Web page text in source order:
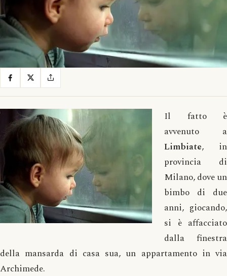
Il fatto è
avvenuto a
Limbiate, in
provincia di
Milano, dove un
bimbo di due
anni, giocando,
si è affacciato
dalla finestra
della mansarda di casa sua, un appartamento in via
Archimede.